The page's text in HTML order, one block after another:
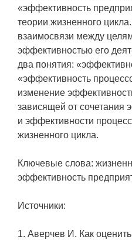
«эффективность
теории жизненного
взаимосвязи между
эффективностью его
два понятия:
«эффективность
изменение
зависящей от сочетания
и эффективности
жизненного цикла.
Ключевые слова:
эффективность
Источники:
1. Аверчев И. Как